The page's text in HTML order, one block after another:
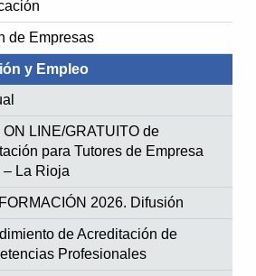
de Empresas
y Empleo
ON LINE/GRATUITO de
para Tutores de Empresa
– La Rioja
2026. Difusión
de Acreditación de
Profesionales